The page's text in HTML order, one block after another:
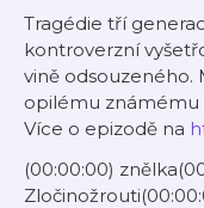
Tragédie tří
kontroverzní
vině odsouzeného.
opilému známému
Více o epizodě na
(00:00:00)